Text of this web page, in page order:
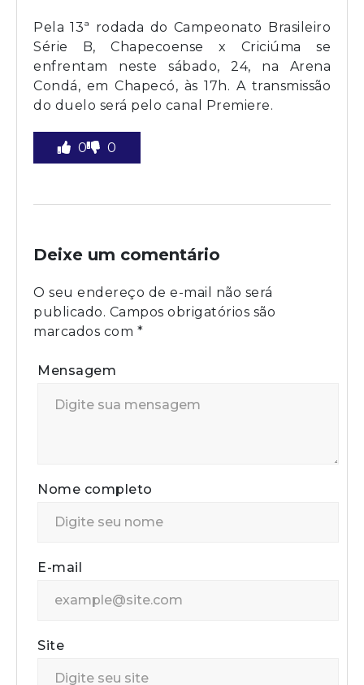
Pela 13ª rodada do Campeonato Brasileiro
Série B, Chapecoense x Criciúma se
enfrentam neste sábado, 24, na Arena
Condá, em Chapecó, às 17h. A transmissão
do duelo será pelo canal Premiere.
0 0
Deixe um comentário
O seu endereço de e-mail não será
publicado. Campos obrigatórios são
marcados com *
Mensagem
Nome completo
E-mail
Site